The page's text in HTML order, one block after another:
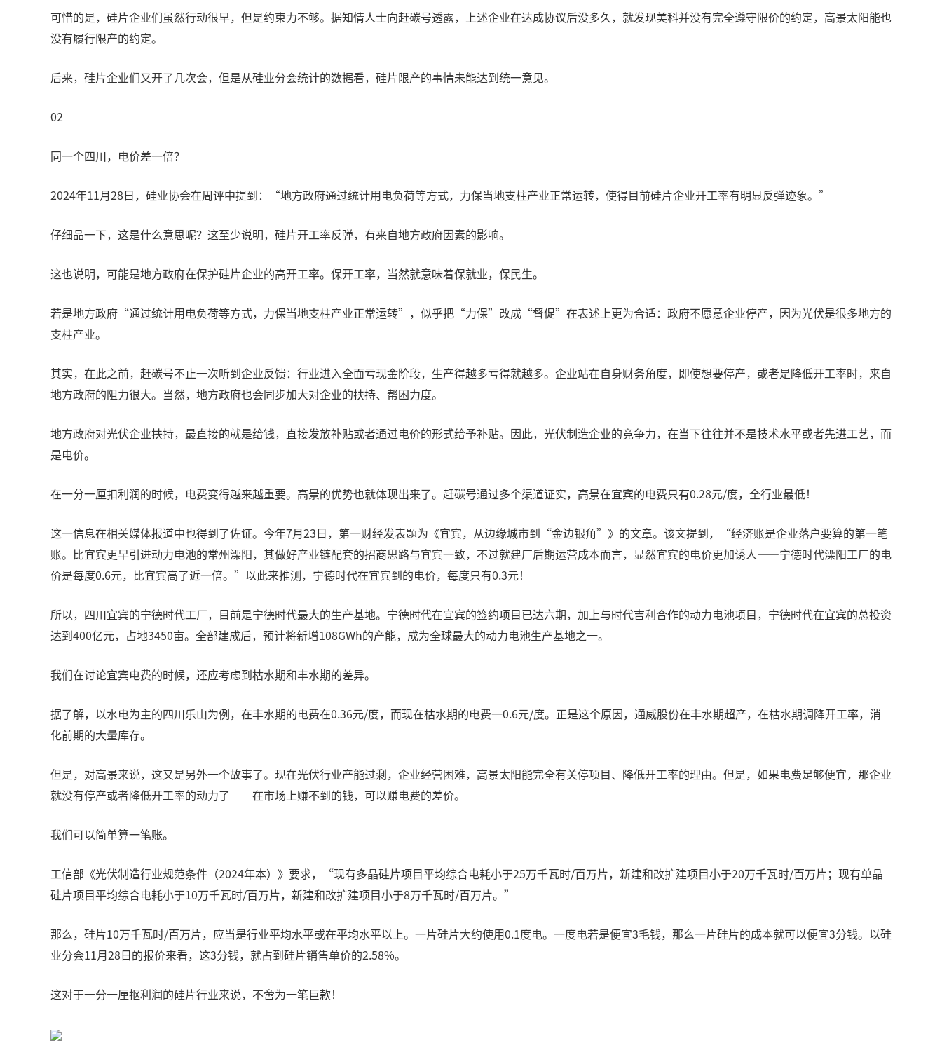
可惜的是，硅片企业们虽然行动很早，但是约束力不够。据知情人士向赶碳号透露，上述企业在达成协议后没多久，就发现美科并没有完全遵守限价的约定，高景太阳能也
没有履行限产的约定。
后来，硅片企业们又开了几次会，但是从硅业分会统计的数据看，硅片限产的事情未能达到统一意见。
02
同一个四川，电价差一倍？
2024年11月28日，硅业协会在周评中提到：“地方政府通过统计用电负荷等方式，力保当地支柱产业正常运转，使得目前硅片企业开工率有明显反弹迹象。”
仔细品一下，这是什么意思呢？这至少说明，硅片开工率反弹，有来自地方政府因素的影响。
这也说明，可能是地方政府在保护硅片企业的高开工率。保开工率，当然就意味着保就业，保民生。
若是地方政府“通过统计用电负荷等方式，力保当地支柱产业正常运转”，似乎把“力保”改成“督促”在表述上更为合适：政府不愿意企业停产，因为光伏是很多地方的
支柱产业。
其实，在此之前，赶碳号不止一次听到企业反馈：行业进入全面亏现金阶段，生产得越多亏得就越多。企业站在自身财务角度，即使想要停产，或者是降低开工率时，来自
地方政府的阻力很大。当然，地方政府也会同步加大对企业的扶持、帮困力度。
地方政府对光伏企业扶持，最直接的就是给钱，直接发放补贴或者通过电价的形式给予补贴。因此，光伏制造企业的竞争力，在当下往往并不是技术水平或者先进工艺，而
是电价。
在一分一厘扣利润的时候，电费变得越来越重要。高景的优势也就体现出来了。赶碳号通过多个渠道证实，高景在宜宾的电费只有0.28元/度，全行业最低！
这一信息在相关媒体报道中也得到了佐证。今年7月23日，第一财经发表题为《宜宾，从边缘城市到“金边银角”》的文章。该文提到，“经济账是企业落户要算的第一笔
账。比宜宾更早引进动力电池的常州溧阳，其做好产业链配套的招商思路与宜宾一致，不过就建厂后期运营成本而言，显然宜宾的电价更加诱人——宁德时代溧阳工厂的电
价是每度0.6元，比宜宾高了近一倍。”以此来推测，宁德时代在宜宾到的电价，每度只有0.3元！
所以，四川宜宾的宁德时代工厂，目前是宁德时代最大的生产基地。宁德时代在宜宾的签约项目已达六期，加上与时代吉利合作的动力电池项目，宁德时代在宜宾的总投资
达到400亿元，占地3450亩。全部建成后，预计将新增108GWh的产能，成为全球最大的动力电池生产基地之一。
我们在讨论宜宾电费的时候，还应考虑到枯水期和丰水期的差异。
据了解，以水电为主的四川乐山为例，在丰水期的电费在0.36元/度，而现在枯水期的电费一0.6元/度。正是这个原因，通威股份在丰水期超产，在枯水期调降开工率，消
化前期的大量库存。
但是，对高景来说，这又是另外一个故事了。现在光伏行业产能过剩，企业经营困难，高景太阳能完全有关停项目、降低开工率的理由。但是，如果电费足够便宜，那企业
就没有停产或者降低开工率的动力了——在市场上赚不到的钱，可以赚电费的差价。
我们可以简单算一笔账。
工信部《光伏制造行业规范条件（2024年本）》要求，“现有多晶硅片项目平均综合电耗小于25万千瓦时/百万片，新建和改扩建项目小于20万千瓦时/百万片；现有单晶
硅片项目平均综合电耗小于10万千瓦时/百万片，新建和改扩建项目小于8万千瓦时/百万片。”
那么，硅片10万千瓦时/百万片，应当是行业平均水平或在平均水平以上。一片硅片大约使用0.1度电。一度电若是便宜3毛钱，那么一片硅片的成本就可以便宜3分钱。以硅
业分会11月28日的报价来看，这3分钱，就占到硅片销售单价的2.58%。
这对于一分一厘抠利润的硅片行业来说，不啻为一笔巨款！